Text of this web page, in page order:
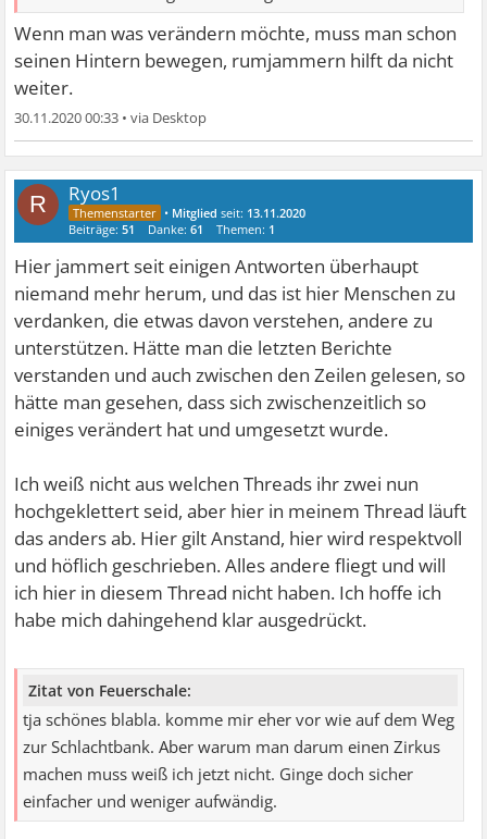
Wenn man was verändern möchte, muss man schon
seinen Hintern bewegen, rumjammern hilft da nicht
weiter.
30.11.2020 00:33 •
R Ryos1
• Mitglied seit: 13.11.2020
Beiträge:51 Danke:61 Themen: 1
Hier jammert seit einigen Antworten überhaupt
niemand mehr herum, und das ist hier Menschen zu
verdanken, die etwas davon verstehen, andere zu
unterstützen. Hätte man die letzten Berichte
verstanden und auch zwischen den Zeilen gelesen, so
hätte man gesehen, dass sich zwischenzeitlich so
einiges verändert hat und umgesetzt wurde.
Ich weiß nicht aus welchen Threads ihr zwei nun
hochgeklettert seid, aber hier in meinem Thread läuft
das anders ab. Hier gilt Anstand, hier wird respektvoll
und höflich geschrieben. Alles andere fliegt und will
ich hier in diesem Thread nicht haben. Ich hoffe ich
habe mich dahingehend klar ausgedrückt.
Zitat von Feuerschale:
tja schönes blabla. komme mir eher vor wie auf dem Weg
zur Schlachtbank. Aber warum man darum einen Zirkus
machen muss weiß ich jetzt nicht. Ginge doch sicher
einfacher und weniger aufwändig.